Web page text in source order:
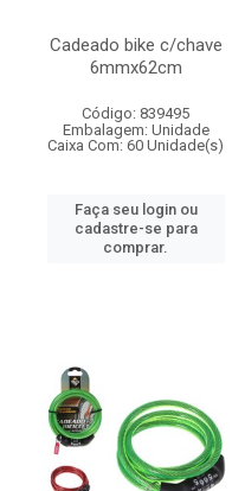
Cadeado bike c/chave
6mmx62cm
Código: 839495
Embalagem: Unidade
Caixa Com: 60 Unidade(s)
Faça seu login ou
cadastre-se para
comprar.